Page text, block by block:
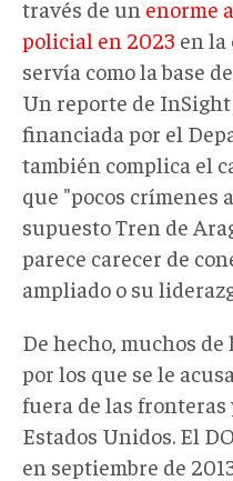
través de un enorme
policial en 2023 en la
servía como la base
Un reporte de
financiada por el
también complica el
que "pocos crímenes
supuesto Tren de
parece carecer de
ampliado o su
De hecho, muchos
por los que se le
fuera de las
Estados Unidos. El
en septiembre de